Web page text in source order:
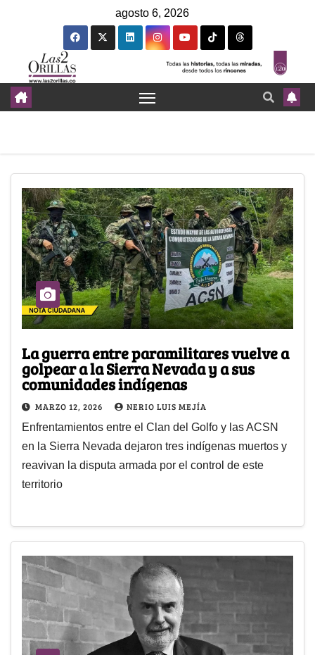
agosto 6, 2026
La guerra entre paramilitares vuelve a
golpear a la Sierra Nevada y a sus
comunidades indígenas
MARZO 12, 2026 NERIO LUIS MEJÍA
Enfrentamientos entre el Clan del Golfo y las ACSN
en la Sierra Nevada dejaron tres indígenas muertos y
reavivan la disputa armada por el control de este
territorio